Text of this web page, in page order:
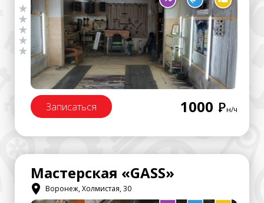
Записаться 1000 Рн/ч
Мастерская «GASS»
Воронеж, Холмистая, 30